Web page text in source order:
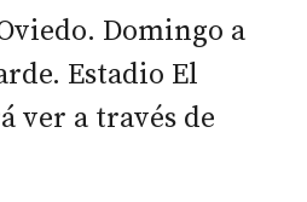
Domingo a
Estadio El
ver a través de